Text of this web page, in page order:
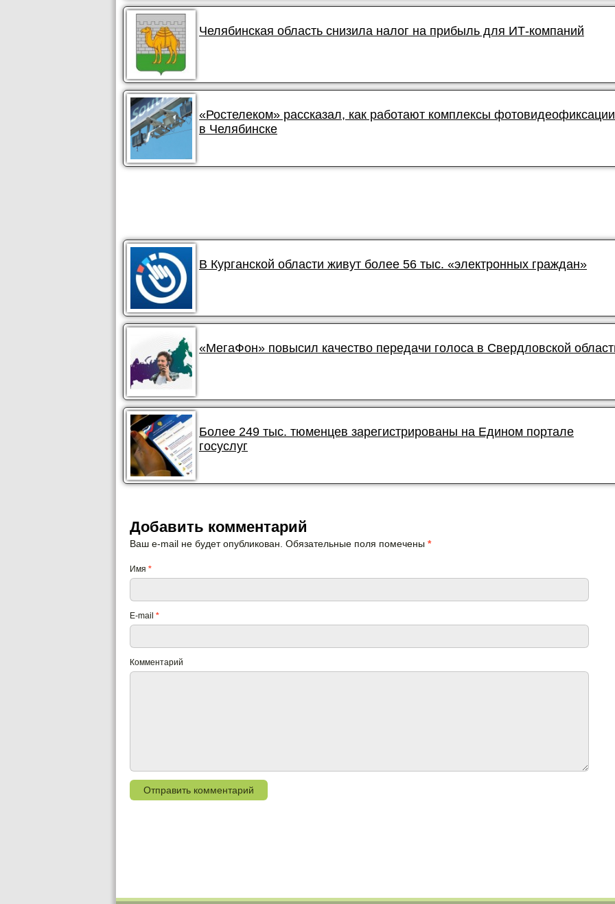
Челябинская область снизила налог на прибыль для ИТ-компаний
«Ростелеком» рассказал, как работают комплексы фотовидеофиксации
в Челябинске
В Курганской области живут более 56 тыс. «электронных граждан»
«МегаФон» повысил качество передачи голоса в Свердловской
Более 249 тыс. тюменцев зарегистрированы на Едином портале
госуслуг
Добавить комментарий
Ваш e-mail не будет опубликован. Обязательные поля помечены *
Имя *
E-mail *
Комментарий